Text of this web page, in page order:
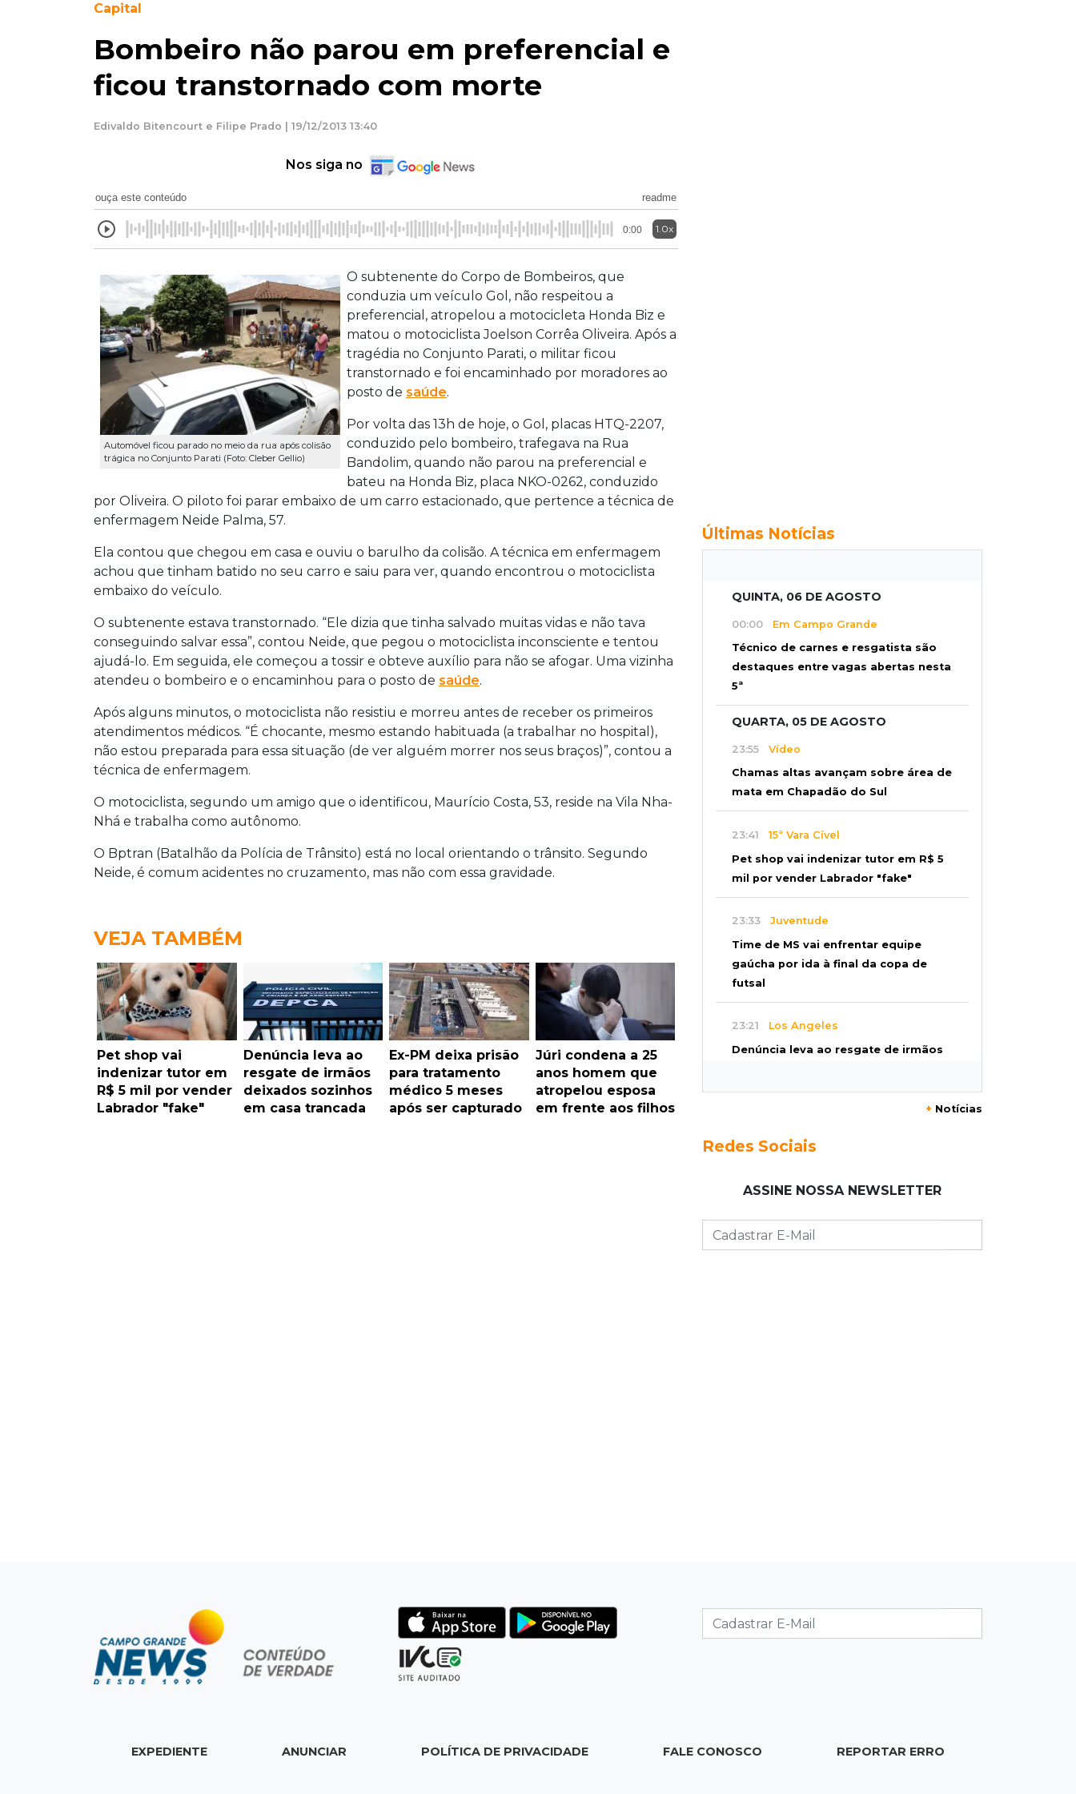
Capital
Bombeiro não parou em preferencial e
ficou transtornado com morte
Edivaldo Bitencourt e Filipe Prado | 19/12/2013 13:40
Nos siga no
ouça este conteúdo readme
0:00 1.0x
Automóvel ficou parado no meio da rua após colisão
trágica no Conjunto Parati (Foto: Cleber Gellio)
O subtenente do Corpo de Bombeiros, que
conduzia um veículo Gol, não respeitou a
preferencial, atropelou a motocicleta Honda Biz e
matou o motociclista Joelson Corrêa Oliveira. Após a
tragédia no Conjunto Parati, o militar ficou
transtornado e foi encaminhado por moradores ao
posto de saúde.
Por volta das 13h de hoje, o Gol, placas HTQ-2207,
conduzido pelo bombeiro, trafegava na Rua
Bandolim, quando não parou na preferencial e
bateu na Honda Biz, placa NKO-0262, conduzido
por Oliveira. O piloto foi parar embaixo de um carro estacionado, que pertence a técnica de
enfermagem Neide Palma, 57.
Ela contou que chegou em casa e ouviu o barulho da colisão. A técnica em enfermagem
achou que tinham batido no seu carro e saiu para ver, quando encontrou o motociclista
embaixo do veículo.
O subtenente estava transtornado. “Ele dizia que tinha salvado muitas vidas e não tava
conseguindo salvar essa”, contou Neide, que pegou o motociclista inconsciente e tentou
ajudá-lo. Em seguida, ele começou a tossir e obteve auxílio para não se afogar. Uma vizinha
atendeu o bombeiro e o encaminhou para o posto de saúde.
Após alguns minutos, o motociclista não resistiu e morreu antes de receber os primeiros
atendimentos médicos. “É chocante, mesmo estando habituada (a trabalhar no hospital),
não estou preparada para essa situação (de ver alguém morrer nos seus braços)”, contou a
técnica de enfermagem.
O motociclista, segundo um amigo que o identificou, Maurício Costa, 53, reside na Vila Nha-
Nhá e trabalha como autônomo.
O Bptran (Batalhão da Polícia de Trânsito) está no local orientando o trânsito. Segundo
Neide, é comum acidentes no cruzamento, mas não com essa gravidade.
VEJA TAMBÉM
Pet shop vai
indenizar tutor em
R$ 5 mil por vender
Labrador "fake"
Denúncia leva ao
resgate de irmãos
deixados sozinhos
em casa trancada
Ex-PM deixa prisão
para tratamento
médico 5 meses
após ser capturado
Júri condena a 25
anos homem que
atropelou esposa
em frente aos filhos
Últimas Notícias
QUINTA, 06 DE AGOSTO
00:00 Em Campo Grande
Técnico de carnes e resgatista são
destaques entre vagas abertas nesta
5ª
QUARTA, 05 DE AGOSTO
23:55 Vídeo
Chamas altas avançam sobre área de
mata em Chapadão do Sul
23:41 15ª Vara Cível
Pet shop vai indenizar tutor em R$ 5
mil por vender Labrador "fake"
23:33 Juventude
Time de MS vai enfrentar equipe
gaúcha por ida à final da copa de
futsal
23:21 Los Angeles
Denúncia leva ao resgate de irmãos
MS com formação de ciclone bomba
23:00Ideb
Entre escolas com nota divulgada, 3
estaduais lideram o Ensino Médio na
21:28Futebol
+ Notícias
Redes Sociais
ASSINE NOSSA NEWSLETTER
EXPEDIENTE ANUNCIAR POLÍTICA DE PRIVACIDADE FALE CONOSCO REPORTAR ERRO